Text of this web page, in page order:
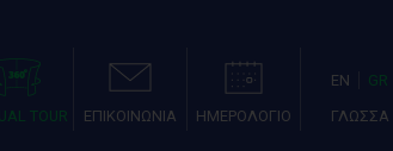
TOUR ΕΠΙΚΟΙΝΩΝΙΑ ΗΜΕΡΟΛΟΓΙΟ
EN
GR
ΓΛΩΣΣΑ